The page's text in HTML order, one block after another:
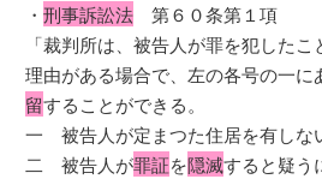
・刑事訴訟法 第６０条第１項
「裁判所は、被告人が罪を犯した
理由がある場合で、左の各号の一
留することができる。
一 被告人が定まつた住居を有しな
二 被告人が罪証を隠滅すると疑う